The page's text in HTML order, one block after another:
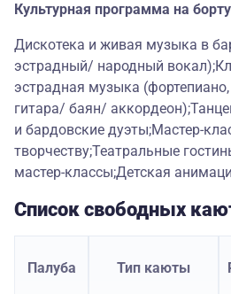
Культурная программа на
Дискотека и живая музыка в
эстрадный/ народный
эстрадная музыка
гитара/ баян/
и бардовские дуэты;Мастер-
творчеству;Театральные
мастер-классы;Детская
Список свободных
Палуба Тип каюты